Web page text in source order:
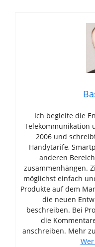
Ich begleite die
Telekommunikation
2006 und
Handytarife,
anderen
zusammenhängen.
möglichst einfach
Produkte auf dem
die neuen
beschreiben. Bei
die
anschreiben. Mehr